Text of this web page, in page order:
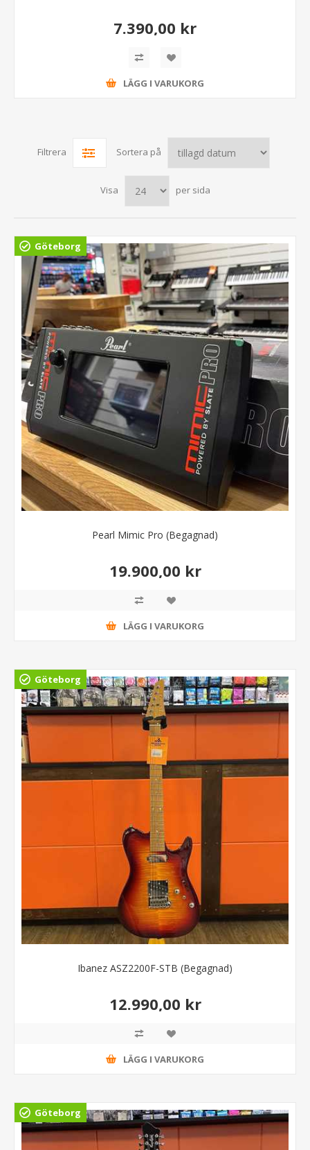
7.390,00 kr
LÄGG I VARUKORG
Filtrera Sortera på
Visa per sida
Göteborg
Pearl Mimic Pro (Begagnad)
19.900,00 kr
LÄGG I VARUKORG
Göteborg
Ibanez ASZ2200F-STB (Begagnad)
12.990,00 kr
LÄGG I VARUKORG
Göteborg